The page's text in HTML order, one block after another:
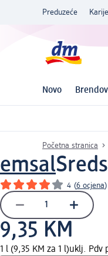
Preduzeće
Novo
Početna stranica
emsal
4 (6 ocjena)
9,35 KM
1 l (9,35 KM za 1 l)uklj. Pdv